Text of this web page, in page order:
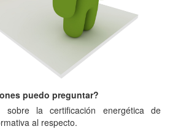
puedo preguntar?
sobre la certificación energética de
al respecto.